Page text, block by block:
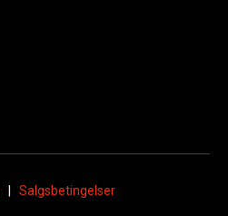
Salgsbetingelser